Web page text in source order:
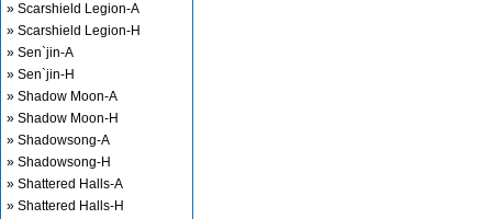
» Scarshield Legion-A
» Scarshield Legion-H
» Sen`jin-A
» Sen`jin-H
» Shadow Moon-A
» Shadow Moon-H
» Shadowsong-A
» Shadowsong-H
» Shattered Halls-A
» Shattered Halls-H